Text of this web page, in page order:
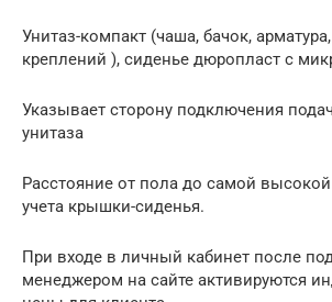
Унитаз-компакт (чаша, бачок,
креплений ), сиденье дюропласт с
Указывает сторону подключения
унитаза
Расстояние от пола до самой
учета крышки-сиденья.
При входе в личный кабинет после
менеджером на сайте активируются